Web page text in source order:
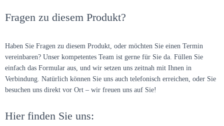
Fragen zu diesem Produkt?
Haben Sie Fragen zu diesem Produkt, oder möchten Sie einen Termin
vereinbaren? Unser kompetentes Team ist gerne für Sie da. Füllen Sie
einfach das Formular aus, und wir setzen uns zeitnah mit Ihnen in
Verbindung. Natürlich können Sie uns auch telefonisch erreichen, oder Sie
besuchen uns direkt vor Ort – wir freuen uns auf Sie!
Hier finden Sie uns: